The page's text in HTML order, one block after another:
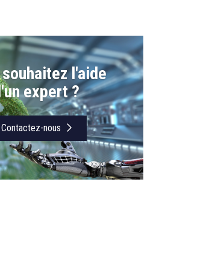
l'aide
expert ?
Contactez-nous